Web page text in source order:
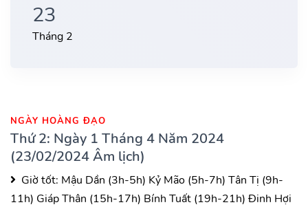
23
Tháng 2
NGÀY HOÀNG ĐẠO
Thứ 2: Ngày 1 Tháng 4 Năm 2024
(23/02/2024 Âm lịch)
Giờ tốt: Mậu Dần (3h-5h) Kỷ Mão (5h-7h) Tân Tị (9h-
11h) Giáp Thân (15h-17h) Bính Tuất (19h-21h) Đinh Hợi